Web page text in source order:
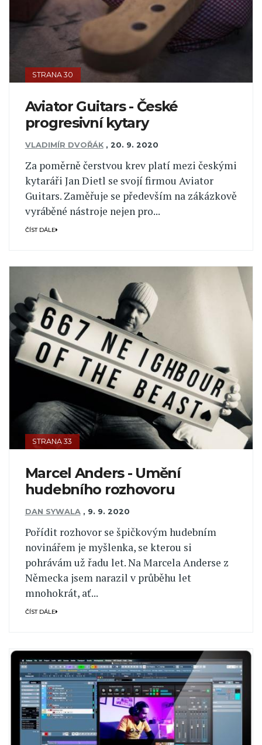
STRANA 30
Aviator Guitars - České
progresivní kytary
VLADIMÍR DVOŘÁK , 20. 9. 2020
Za poměrně čerstvou krev platí mezi českými
kytaráři Jan Dietl se svojí firmou Aviator
Guitars. Zaměřuje se především na zákázkově
vyráběné nástroje nejen pro...
ČÍST DÁLE
STRANA 33
Marcel Anders - Umění
hudebního rozhovoru
DAN SYWALA , 9. 9. 2020
Pořídit rozhovor se špičkovým hudebním
novinářem je myšlenka, se kterou si
pohrávám už řadu let. Na Marcela Anderse z
Německa jsem narazil v průběhu let
mnohokrát, ať...
ČÍST DÁLE